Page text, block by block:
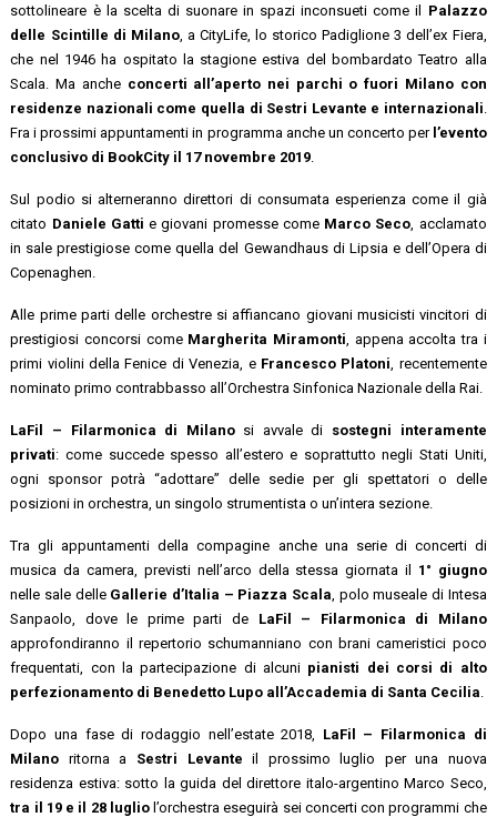
sottolineare è la scelta di suonare in spazi inconsueti come il Palazzo
delle Scintille di Milano, a CityLife, lo storico Padiglione 3 dell’ex Fiera,
che nel 1946 ha ospitato la stagione estiva del bombardato Teatro alla
Scala. Ma anche concerti all’aperto nei parchi o fuori Milano con
residenze nazionali come quella di Sestri Levante e internazionali
Fra i prossimi appuntamenti in programma anche un concerto per l’evento
conclusivo di BookCity il 17 novembre 2019
Sul podio si alterneranno direttori di consumata esperienza come il già
citato Daniele Gatti e giovani promesse come Marco Seco , acclamato
in sale prestigiose come quella del Gewandhaus di Lipsia e dell’Opera di
Copenaghen.
Alle prime parti delle orchestre si affiancano giovani musicisti vincitori di
prestigiosi concorsi come Margherita Miramonti , appena accolta tra i
primi violini della Fenice di Venezia, e Francesco Platoni , recentemente
nominato primo contrabbasso all’Orchestra Sinfonica Nazionale della Rai.
LaFil – Filarmonica di Milanosi avvale di sostegni interamente
privati: come succede spesso all’estero e soprattutto negli Stati Uniti,
ogni sponsor potrà “adottare” delle sedie per gli spettatori o delle
posizioni in orchestra, un singolo strumentista o un’intera sezione.
Tra gli appuntamenti della compagine anche una serie di concerti di
musica da camera, previsti nell’arco della stessa giornata il 1° giugno
nelle sale delle Gallerie d’Italia – Piazza Scala , polo museale di Intesa
Sanpaolo, dove le prime parti de LaFil – Filarmonica di Milano
approfondiranno il repertorio schumanniano con brani cameristici poco
frequentati, con la partecipazione di alcuni pianisti dei corsi di alto
perfezionamento di Benedetto Lupo all’Accademia di Santa Cecilia
Dopo una fase di rodaggio nell’estate 2018, LaFil – Filarmonica di
Milano ritorna a Sestri Levante il prossimo luglio per una nuova
residenza estiva: sotto la guida del direttore italo-argentino Marco Seco,
tra il 19 e il 28 lugliol’orchestra eseguirà sei concerti con programmi che